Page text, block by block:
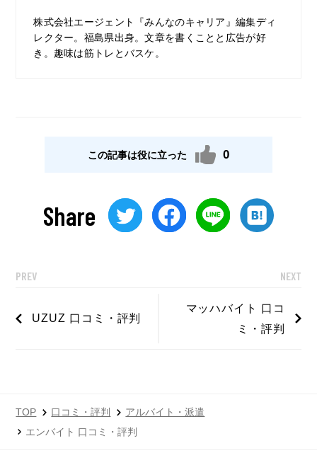
株式会社エージェント『みんなのキャリア』編集ディ
レクター。福島県出身。文章を書くことと広告が好
き。趣味は筋トレとバスケ。
この記事は役に立った 0
Share
PREV
UZUZ 口コミ・評判
NEXT
マッハバイト 口コ
ミ・評判
TOP 口コミ・評判
アルバイト・派遣
エンバイト 口コミ・評判